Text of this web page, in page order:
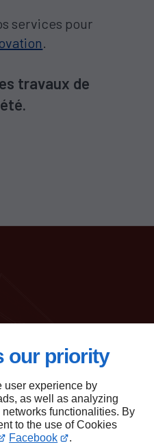
our priority
user experience by
as well as analyzing
functionalities. By
to the use of Cookies
Facebook .
services pour
.
travaux de